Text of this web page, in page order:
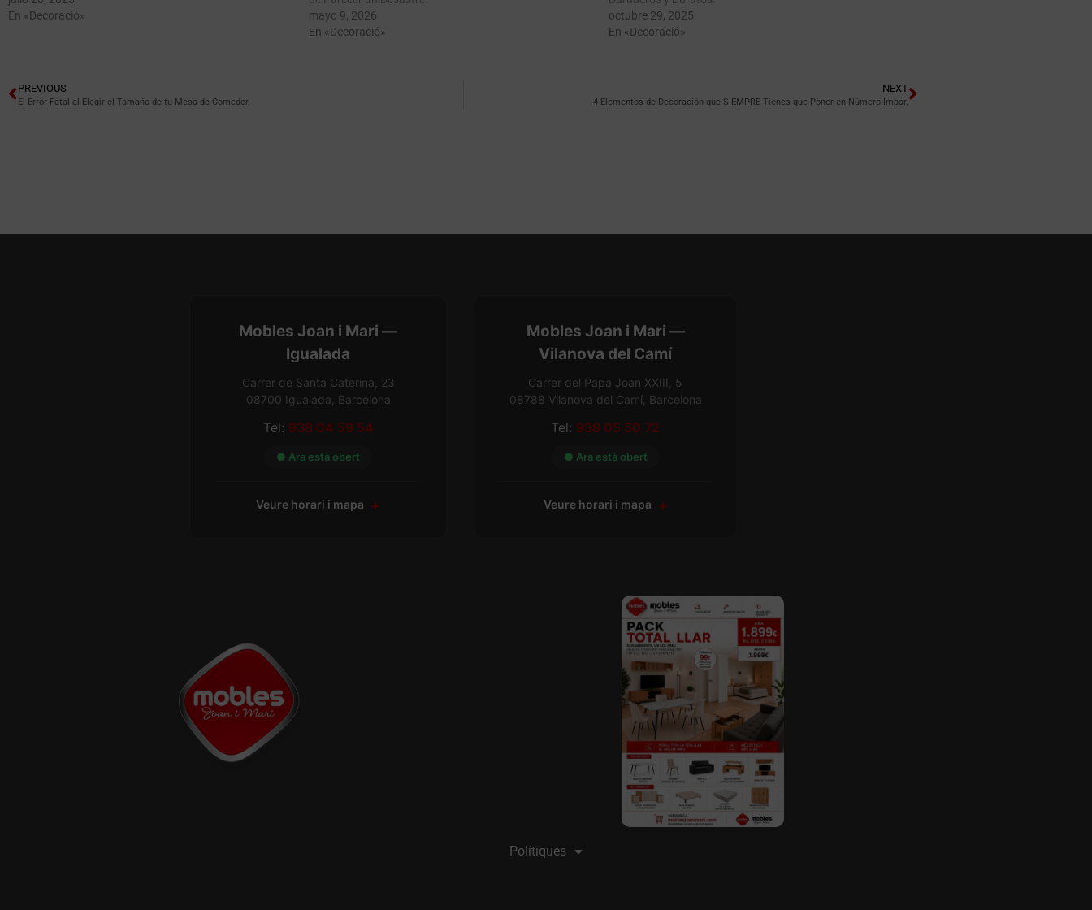
En «Decoració»
mayo 9, 2026
En «Decoració»
octubre 29, 2025
En «Decoració»
PREVIOUS
El Error Fatal al Elegir el Tamaño de tu Mesa de Comedor.
NEXT
4 Elementos de Decoración que SIEMPRE Tienes que Poner en Número Impar.
Mobles Joan i Mari —
Igualada
Carrer de Santa Caterina, 23
08700 Igualada, Barcelona
Tel: 938 04 59 54
● Ara està obert
Veure horari i mapa
Mobles Joan i Mari —
Vilanova del Camí
Carrer del Papa Joan XXIII, 5
08788 Vilanova del Camí, Barcelona
Tel: 938 05 50 72
● Ara està obert
Veure horari i mapa
Polítiques